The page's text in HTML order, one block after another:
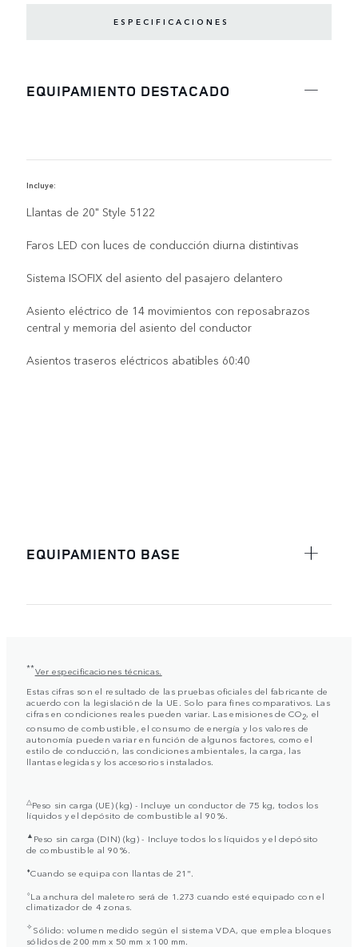
ESPECIFICACIONES
EQUIPAMIENTO DESTACADO
Incluye:
Llantas de 20" Style 5122
Faros LED con luces de conducción diurna distintivas
Sistema ISOFIX del asiento del pasajero delantero
Asiento eléctrico de 14 movimientos con reposabrazos
central y memoria del asiento del conductor
Asientos traseros eléctricos abatibles 60:40
EQUIPAMIENTO BASE
**Ver especificaciones técnicas.
Estas cifras son el resultado de las pruebas oficiales del fabricante de
acuerdo con la legislación de la UE. Solo para fines comparativos. Las
cifras en condiciones reales pueden variar. Las emisiones de CO2, el
consumo de combustible, el consumo de energía y los valores de
autonomía pueden variar en función de algunos factores, como el
estilo de conducción, las condiciones ambientales, la carga, las
llantas elegidas y los accesorios instalados.
△Peso sin carga (UE) (kg) - Incluye un conductor de 75 kg, todos los
líquidos y el depósito de combustible al 90 %.
▲ Peso sin carga (DIN) (kg) - Incluye todos los líquidos y el depósito
de combustible al 90 %.
⬧Cuando se equipa con llantas de 21".
⬨La anchura del maletero será de 1.273 cuando esté equipado con el
climatizador de 4 zonas.
✧Sólido: volumen medido según el sistema VDA, que emplea bloques
sólidos de 200 mm x 50 mm x 100 mm.